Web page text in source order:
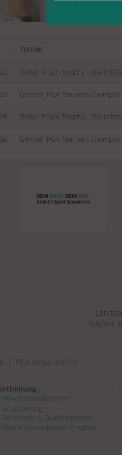
Turnier
Dieter Praun Trophy - Die
German PGA Teachers
Dieter Praun Trophy - Die
German PGA Teachers
Telefon:
PGA News-Archiv
PGA Seminarkalender
Graduierung
Zertifikate & Qualifikationen
Player Development Program